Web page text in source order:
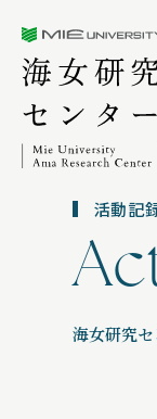
TOP
活動記
海女研究セ